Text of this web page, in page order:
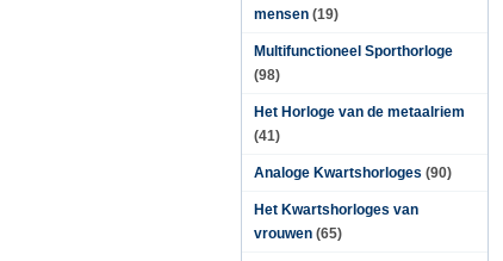
mensen (19)
Multifunctioneel Sporthorloge
(98)
Het Horloge van de metaalriem
(41)
Analoge Kwartshorloges (90)
Het Kwartshorloges van
vrouwen (65)